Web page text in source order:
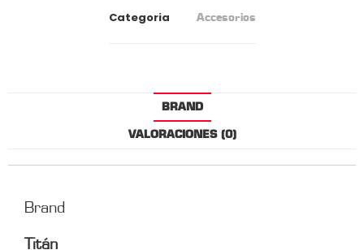
Categoria
Accesorios
BRAND
VALORACIONES (0)
Brand
Titán